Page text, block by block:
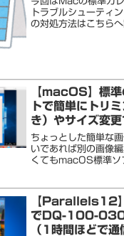
トラブルシューティ
の対処方法はこちらへ
【macOS】標
トで簡単にトリ
き）やサイズ変
ちょっとした簡単な
いであれば別の画像
くてもmacOS標準ソ
【Parallels12
でDQ-100-
（1時間ほどで